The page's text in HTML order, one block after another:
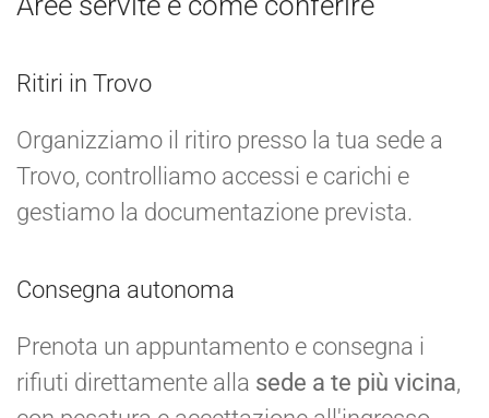
Ritiri in Trovo
Organizziamo il ritiro presso la tua sede a
Trovo, controlliamo accessi e carichi e
gestiamo la documentazione prevista.
Consegna autonoma
Prenota un appuntamento e consegna i
rifiuti direttamente alla sede a te più vicina,